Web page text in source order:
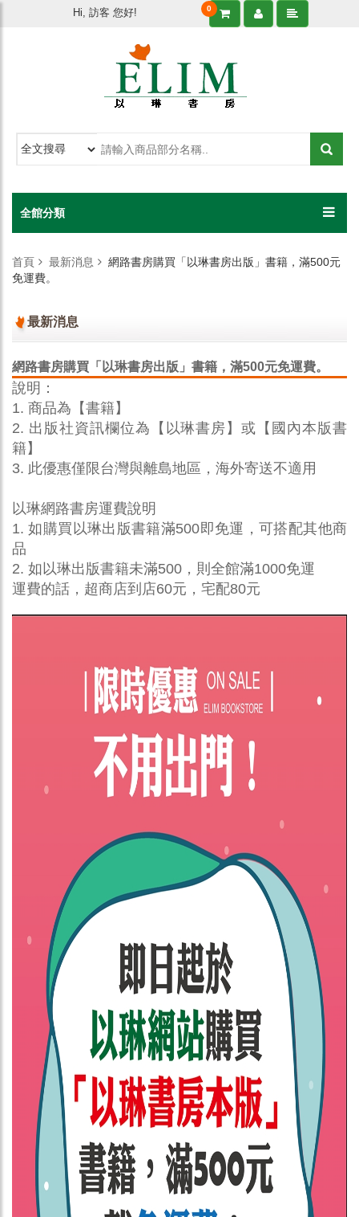
Hi, 訪客 您好! 0
全館分類
首頁 最新消息
網路書房購買「以琳書房出版」書籍，滿500元
免運費。
最新消息
網路書房購買「以琳書房出版」書籍，滿500元免運費。
說明：
1. 商品為【書籍】
2. 出版社資訊欄位為【以琳書房】或【國內本版書
籍】
3. 此優惠僅限台灣與離島地區，海外寄送不適用
以琳網路書房運費說明
1. 如購買以琳出版書籍滿500即免運，可搭配其他商
品
2. 如以琳出版書籍未滿500，則全館滿1000免運
運費的話，超商店到店60元，宅配80元